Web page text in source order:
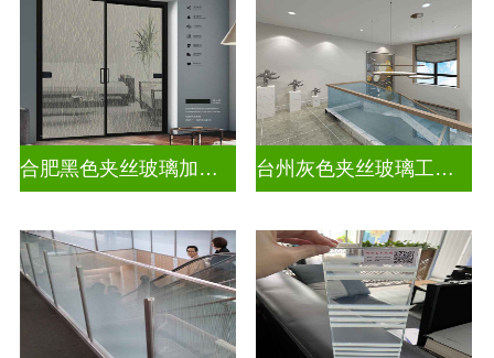
合肥黑色夹丝玻璃加工厂 台州灰色夹丝玻璃工厂招聘